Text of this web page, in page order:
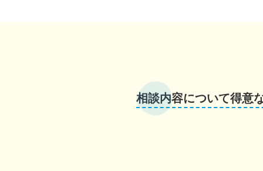
相談内容について得意